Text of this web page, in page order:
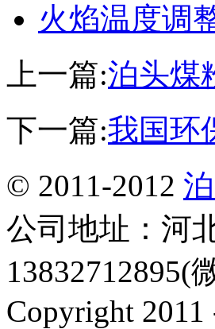
火焰温度调
上一篇:泊头煤
下一篇:我国环
© 2011-2012
公司地址：河
Copyright 2011